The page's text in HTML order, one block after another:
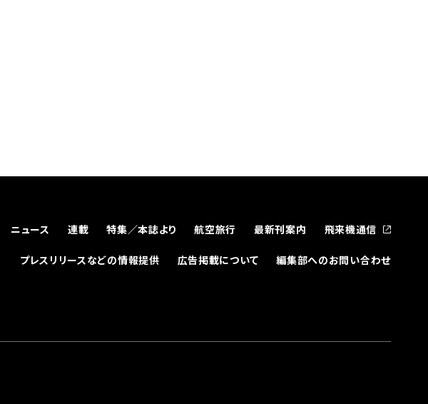
ニュース 連載 特集／本誌より 航空旅行 最新刊案内 飛来機通信
プレスリリースなどの情報提供 広告掲載について 編集部へのお問い合わせ